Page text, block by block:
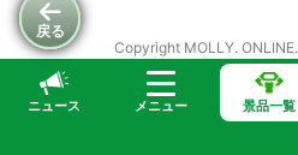
ニュース メニュー 景品一覧
戻る
Copyright MOLLY.